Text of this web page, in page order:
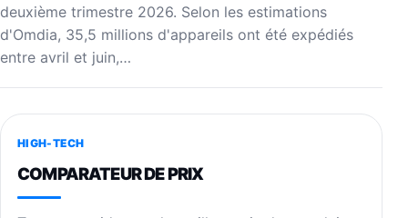
deuxième trimestre 2026. Selon les estimations
d'Omdia, 35,5 millions d'appareils ont été expédiés
entre avril et juin,…
HIGH-TECH
COMPARATEUR DE PRIX